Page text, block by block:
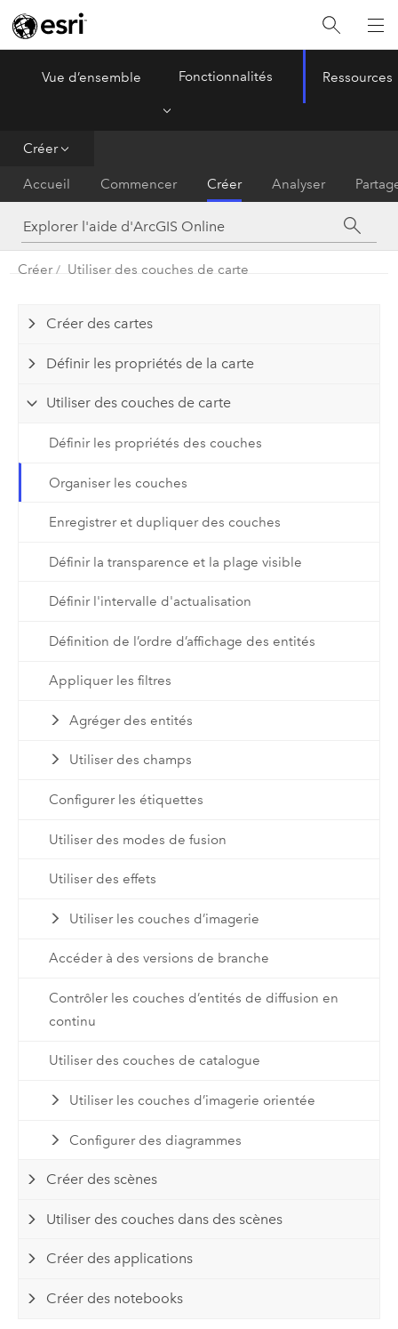
ArcGIS Online
Vue d’ensemble Fonctionnalités Ressources
Créer
Accueil Commencer Créer Analyser
Créer Utiliser des couches de carte
Créer des cartes
Définir les propriétés de la carte
Utiliser des couches de carte
Définir les propriétés des couches
Organiser les couches
Enregistrer et dupliquer des couches
Définir la transparence et la plage visible
Définir l'intervalle d'actualisation
Définition de l’ordre d’affichage des entités
Appliquer les filtres
Agréger des entités
Utiliser des champs
Configurer les étiquettes
Utiliser des modes de fusion
Utiliser des effets
Utiliser les couches d’imagerie
Accéder à des versions de branche
Contrôler les couches d’entités de diffusion en
continu
Utiliser des couches de catalogue
Utiliser les couches d’imagerie orientée
Configurer des diagrammes
Créer des scènes
Utiliser des couches dans des scènes
Créer des applications
Créer des notebooks